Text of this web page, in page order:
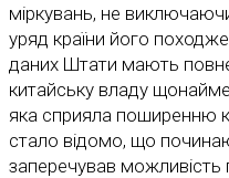
міркувань, не
уряд країни його
даних Штати мають
китайську владу
яка сприяла поширенню
стало відомо, що
заперечував можливість